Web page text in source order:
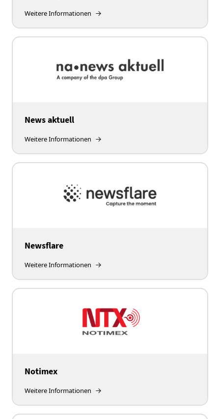
Weitere Informationen
News aktuell
Weitere Informationen
Newsflare
Weitere Informationen
Notimex
Weitere Informationen